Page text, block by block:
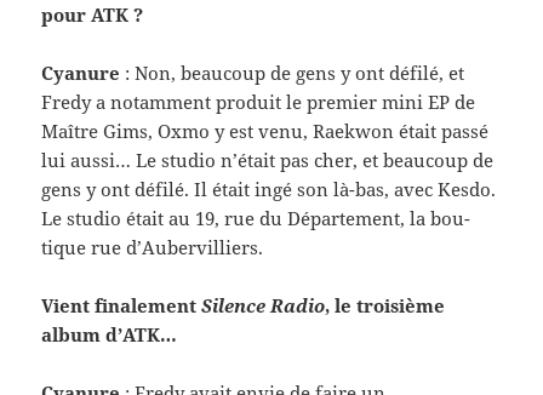
pour ATK ?
Cya­nure : Non, beau­coup de gens y ont défilé, et
Fredy a notam­ment pro­duit le pre­mier mini EP de
Maître Gims, Oxmo y est venu, Raek­won était passé
lui aussi… Le stu­dio n’était pas cher, et beau­coup de
gens y ont défilé. Il était ingé son là-​bas, avec Kesdo.
Le stu­dio était au 19, rue du Départe­ment, la bou­
tique rue d’Aubervilliers.
Vient finale­mentSilence Radio, le troisième
album d’ATK…